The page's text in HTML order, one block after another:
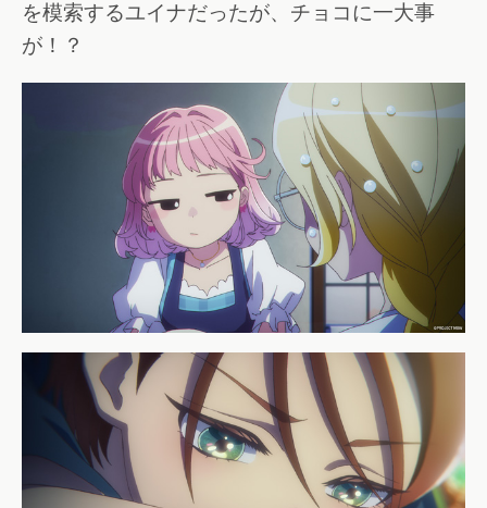
を模索するユイナだったが、チョコに一大事
が！？